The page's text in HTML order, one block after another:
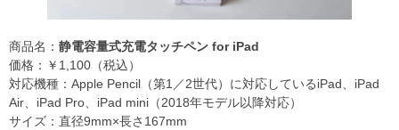
商品名： 静電容量式充電タッチペン for iPad
価格：￥1,100（税込）
対応機種：Apple Pencil（第1／2世代）に対応しているiPad、iPad
Air、iPad Pro、iPad mini（2018年モデル以降対応）
サイズ：直径9mm×長さ167mm